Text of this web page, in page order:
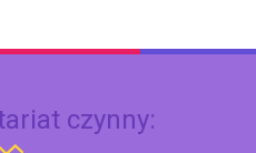
czynny: